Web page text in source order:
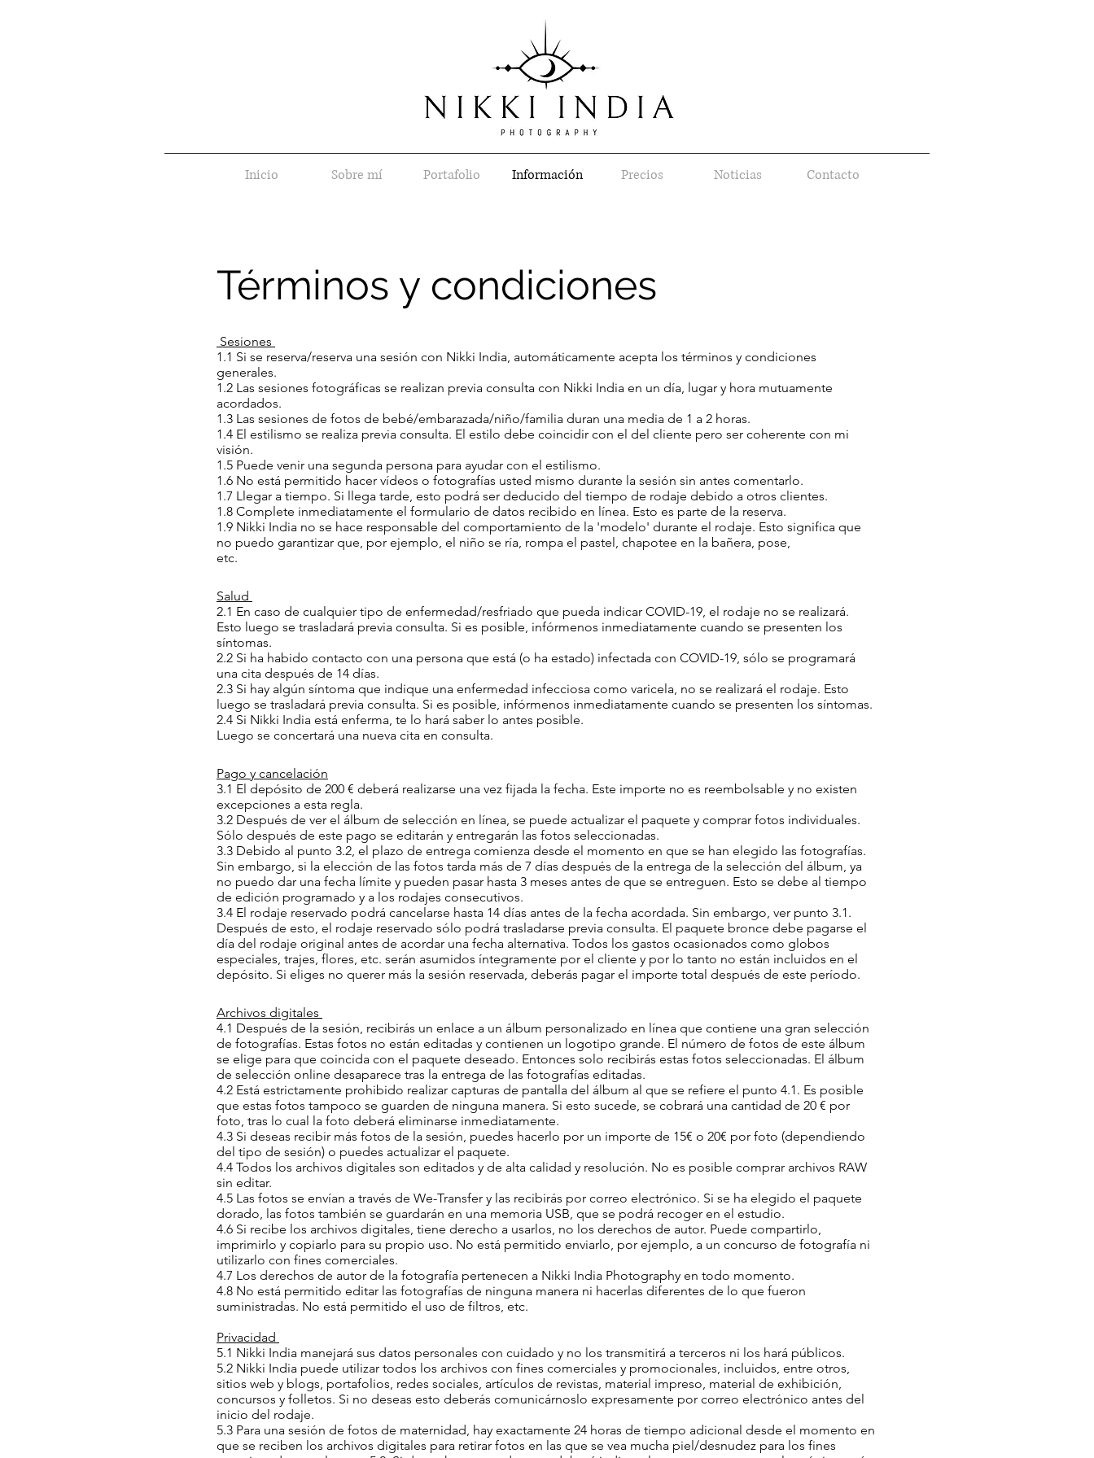
Inicio Sobre mí Portafolio Información Precios Noticias Contacto
Términos y condiciones
Sesiones
1.1 Si se reserva/reserva una sesión con Nikki India, automáticamente acepta los términos y condiciones
generales.
1.2 Las sesiones fotográficas se realizan previa consulta con Nikki India en un día, lugar y hora mutuamente
acordados.
1.3 Las sesiones de fotos de bebé/embarazada/niño/familia duran una media de 1 a 2 horas.
1.4 El estilismo se realiza previa consulta. El estilo debe coincidir con el del cliente pero ser coherente con mi
visión.
1.5 Puede venir una segunda persona para ayudar con el estilismo.
1.6 No está permitido hacer vídeos o fotografías usted mismo durante la sesión sin antes comentarlo.
1.7 Llegar a tiempo. Si llega tarde, esto podrá ser deducido del tiempo de rodaje debido a otros clientes.
1.8 Complete inmediatamente el formulario de datos recibido en línea. Esto es parte de la reserva.
1.9 Nikki India no se hace responsable del comportamiento de la 'modelo' durante el rodaje. Esto significa que
no puedo garantizar que, por ejemplo, el niño se ría, rompa el pastel, chapotee en la bañera, pose,
etc.
Salud
2.1 En caso de cualquier tipo de enfermedad/resfriado que pueda indicar COVID-19, el rodaje no se realizará.
Esto luego se trasladará previa consulta. Si es posible, infórmenos inmediatamente cuando se presenten los
síntomas.
2.2 Si ha habido contacto con una persona que está (o ha estado) infectada con COVID-19, sólo se programará
una cita después de 14 días.
2.3 Si hay algún síntoma que indique una enfermedad infecciosa como varicela, no se realizará el rodaje. Esto
luego se trasladará previa consulta. Si es posible, infórmenos inmediatamente cuando se presenten los síntomas.
2.4 Si Nikki India está enferma, te lo hará saber lo antes posible.
Luego se concertará una nueva cita en consulta.
Pago y cancelación
3.1 El depósito de 200 € deberá realizarse una vez fijada la fecha. Este importe no es reembolsable y no existen
excepciones a esta regla.
3.2 Después de ver el álbum de selección en línea, se puede actualizar el paquete y comprar fotos individuales.
Sólo después de este pago se editarán y entregarán las fotos seleccionadas.
3.3 Debido al punto 3.2, el plazo de entrega comienza desde el momento en que se han elegido las fotografías.
Sin embargo, si la elección de las fotos tarda más de 7 días después de la entrega de la selección del álbum, ya
no puedo dar una fecha límite y pueden pasar hasta 3 meses antes de que se entreguen. Esto se debe al tiempo
de edición programado y a los rodajes consecutivos.
3.4 El rodaje reservado podrá cancelarse hasta 14 días antes de la fecha acordada. Sin embargo, ver punto 3.1.
Después de esto, el rodaje reservado sólo podrá trasladarse previa consulta. El paquete bronce debe pagarse el
día del rodaje original antes de acordar una fecha alternativa. Todos los gastos ocasionados como globos
especiales, trajes, flores, etc. serán asumidos íntegramente por el cliente y por lo tanto no están incluidos en el
depósito. Si eliges no querer más la sesión reservada, deberás pagar el importe total después de este período.
Archivos digitales
4.1 Después de la sesión, recibirás un enlace a un álbum personalizado en línea que contiene una gran selección
de fotografías. Estas fotos no están editadas y contienen un logotipo grande. El número de fotos de este álbum
se elige para que coincida con el paquete deseado. Entonces solo recibirás estas fotos seleccionadas. El álbum
de selección online desaparece tras la entrega de las fotografías editadas.
4.2 Está estrictamente prohibido realizar capturas de pantalla del álbum al que se refiere el punto 4.1. Es posible
que estas fotos tampoco se guarden de ninguna manera. Si esto sucede, se cobrará una cantidad de 20 € por
foto, tras lo cual la foto deberá eliminarse inmediatamente.
4.3 Si deseas recibir más fotos de la sesión, puedes hacerlo por un importe de 15€ o 20€ por foto (dependiendo
del tipo de sesión) o puedes actualizar el paquete.
4.4 Todos los archivos digitales son editados y de alta calidad y resolución. No es posible comprar archivos RAW
sin editar.
4.5 Las fotos se envían a través de We-Transfer y las recibirás por correo electrónico. Si se ha elegido el paquete
dorado, las fotos también se guardarán en una memoria USB, que se podrá recoger en el estudio.
4.6 Si recibe los archivos digitales, tiene derecho a usarlos, no los derechos de autor. Puede compartirlo,
imprimirlo y copiarlo para su propio uso. No está permitido enviarlo, por ejemplo, a un concurso de fotografía ni
utilizarlo con fines comerciales.
4.7 Los derechos de autor de la fotografía pertenecen a Nikki India Photography en todo momento.
4.8 No está permitido editar las fotografías de ninguna manera ni hacerlas diferentes de lo que fueron
suministradas. No está permitido el uso de filtros, etc.
Privacidad
5.1 Nikki India manejará sus datos personales con cuidado y no los transmitirá a terceros ni los hará públicos.
5.2 Nikki India puede utilizar todos los archivos con fines comerciales y promocionales, incluidos, entre otros,
sitios web y blogs, portafolios, redes sociales, artículos de revistas, material impreso, material de exhibición,
concursos y folletos. Si no deseas esto deberás comunicárnoslo expresamente por correo electrónico antes del
inicio del rodaje.
5.3 Para una sesión de fotos de maternidad, hay exactamente 24 horas de tiempo adicional desde el momento en
que se reciben los archivos digitales para retirar fotos en las que se vea mucha piel/desnudez para los fines